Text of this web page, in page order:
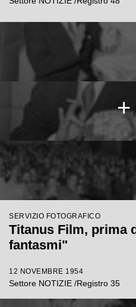
+
SERVIZIO FOTOGRAFICO
Titanus Film, prima
fantasmi"
12 NOVEMBRE 1954
Settore NOTIZIE /Registro 35